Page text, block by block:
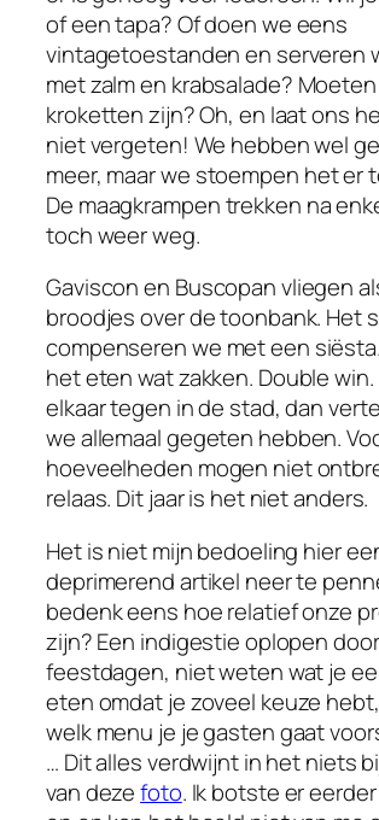
of een tapa? Of doen we eens
vintagetoestanden en serveren
met zalm en krabsalade?
kroketten zijn? Oh, en laat ons
niet vergeten! We hebben wel
meer, maar we stoempen het er
De maagkrampen trekken na
toch weer weg.
Gaviscon en Buscopan vliegen
broodjes over de toonbank. Het
compenseren we met een
het eten wat zakken. Double win.
elkaar tegen in de stad, dan
we allemaal gegeten hebben.
hoeveelheden mogen niet
relaas. Dit jaar is het niet anders.
Het is niet mijn bedoeling hier
deprimerend artikel neer te
bedenk eens hoe relatief onze
zijn? Een indigestie oplopen
feestdagen, niet weten wat je
eten omdat je zoveel keuze
welk menu je je gasten gaat
… Dit alles verdwijnt in het niets
van dezefoto. Ik botste er